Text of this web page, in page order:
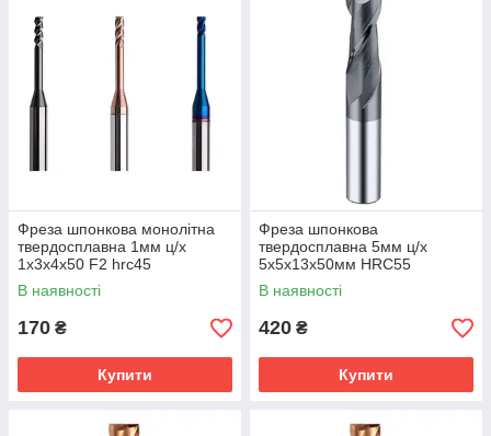
Фреза шпонкова монолітна
твердосплавна 1мм ц/х
1х3х4х50 F2 hrc45
В наявності
170 ₴
Купити
Фреза шпонкова
твердосплавна 5мм ц/х
5х5х13х50мм HRC55
В наявності
420 ₴
Купити